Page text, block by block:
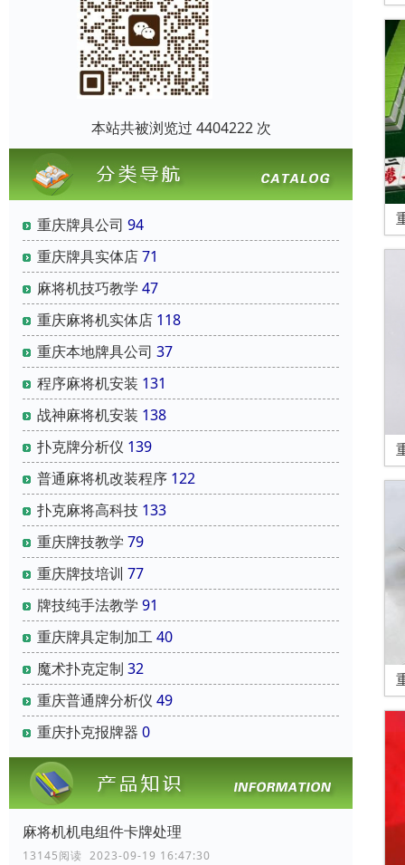
本站共被浏览过 4404222 次
重庆牌具公司 94
重庆牌具实体店71
麻将机技巧教学 47
重庆麻将机实体店 118
重庆本地牌具公司 37
程序麻将机安装 131
战神麻将机安装 138
扑克牌分析仪 139
普通麻将机改装程序 122
扑克麻将高科技 133
重庆牌技教学 79
重庆牌技培训 77
牌技纯手法教学 91
重庆牌具定制加工40
魔术扑克定制 32
重庆普通牌分析仪 49
重庆扑克报牌器 0
麻将机机电组件卡牌处理
13145阅读 2023-09-19 16:47:30